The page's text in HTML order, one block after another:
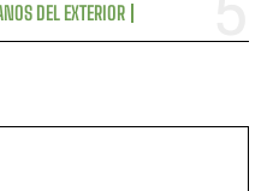
DEL EXTERIOR